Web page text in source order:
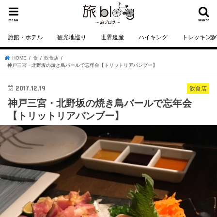
search
menu
旅館・ホテル 観光地巡り 世界遺産 ハイキング トレッキング
HOME 食
飲食店
神戸三宮・北野坂の焼き鳥バールで忘年会【トリットリアバンブー】
飲食店
2017.12.19
神戸三宮・北野坂の焼き鳥バールで忘年会
【トリットリアバンブー】